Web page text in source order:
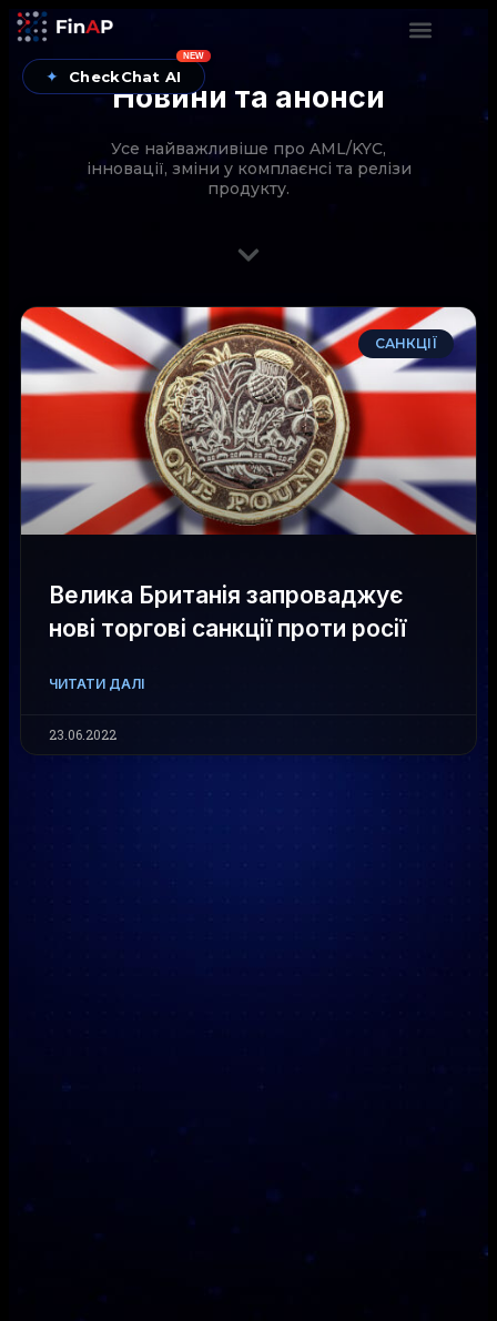
✦ CheckChat AI
NEW
Новини та анонси
Усе найважливіше про AML/KYC,
інновації, зміни у комплаєнсі та релізи
продукту.
САНКЦІЇ
Велика Британія запроваджує
нові торгові санкції проти росії
ЧИТАТИ ДАЛІ
23.06.2022